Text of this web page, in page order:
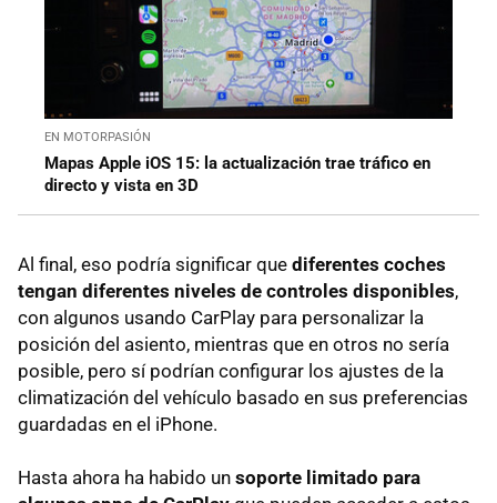
EN MOTORPASIÓN
Mapas Apple iOS 15: la actualización trae tráfico en
directo y vista en 3D
Al final, eso podría significar que diferentes coches
tengan diferentes niveles de controles disponibles,
con algunos usando CarPlay para personalizar la
posición del asiento, mientras que en otros no sería
posible, pero sí podrían configurar los ajustes de la
climatización del vehículo basado en sus preferencias
guardadas en el iPhone.
Hasta ahora ha habido un soporte limitado para